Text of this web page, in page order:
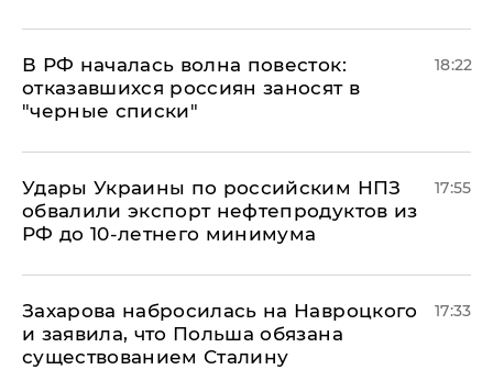
​В РФ началась волна повесток:
отказавшихся россиян заносят в
"черные списки"
18:22
Удары Украины по российским НПЗ
обвалили экспорт нефтепродуктов из
РФ до 10-летнего минимума
17:55
​Захарова набросилась на Навроцкого
и заявила, что Польша обязана
существованием Сталину
17:33